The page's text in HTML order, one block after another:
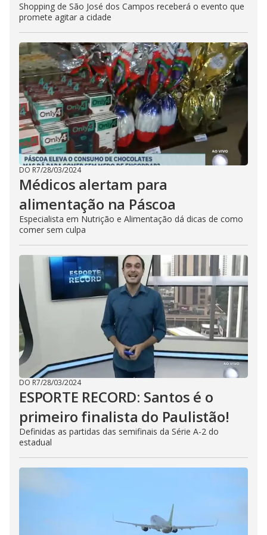
Shopping de São José dos Campos receberá o evento que
promete agitar a cidade
DO R7/28/03/2024
Médicos alertam para
alimentação na Páscoa
Especialista em Nutrição e Alimentação dá dicas de como
comer sem culpa
DO R7/28/03/2024
ESPORTE RECORD: Santos é o
primeiro finalista do Paulistão!
Definidas as partidas das semifinais da Série A-2 do
estadual